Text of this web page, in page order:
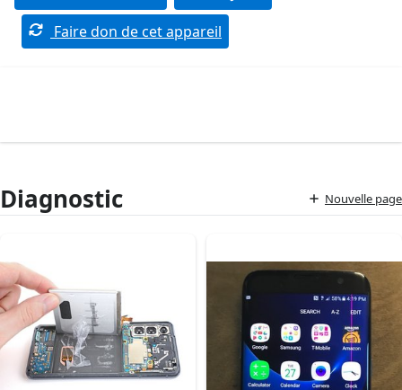
Faire don de cet appareil
Diagnostic Nouvelle page